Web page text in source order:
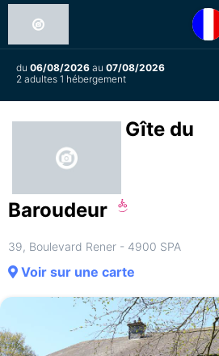
du 06/08/2026 au 07/08/2026
2 adultes 1 hébergement
Gîte du
Baroudeur
39, Boulevard Rener - 4900 SPA
Voir sur une carte